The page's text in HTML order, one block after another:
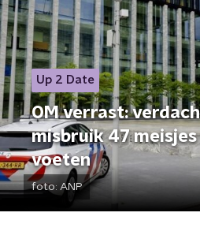
Up 2 Date
OM verrast:
misbruik 47
voeten
foto: ANP